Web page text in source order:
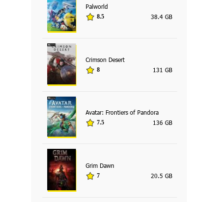
Palworld
8.5 38.4 GB
Crimson Desert
8 131 GB
Avatar: Frontiers of Pandora
7.5 136 GB
Grim Dawn
7 20.5 GB